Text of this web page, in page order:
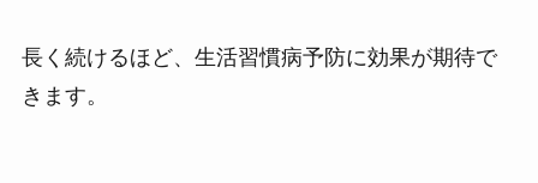
長く続けるほど、生活習慣病予防に効果が期待で
きます。